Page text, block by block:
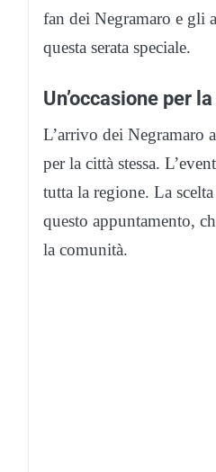
fan dei Negramaro e gli
questa serata speciale.
Un’occasione per
L’arrivo dei Negramaro
per la città stessa.
tutta la regione. La
questo appuntamento,
la comunità.